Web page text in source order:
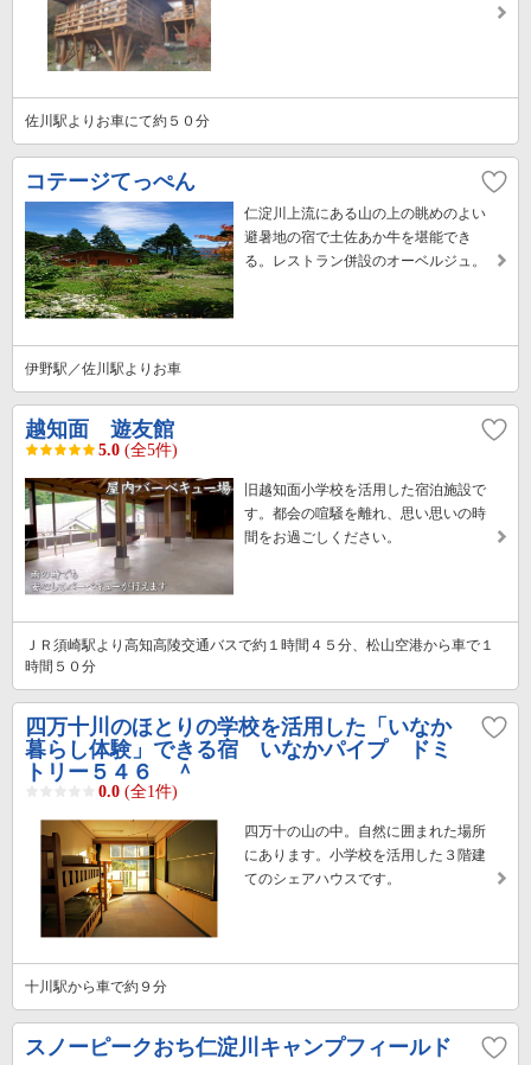
佐川駅よりお車にて約５０分
コテージてっぺん
仁淀川上流にある山の上の眺めのよい
避暑地の宿で土佐あか牛を堪能でき
る。レストラン併設のオーベルジュ。
伊野駅／佐川駅よりお車
越知面 遊友館
5.0 (全5件)
旧越知面小学校を活用した宿泊施設で
す。都会の喧騒を離れ、思い思いの時
間をお過ごしください。
ＪＲ須崎駅より高知高陵交通バスで約１時間４５分、松山空港から車で１
時間５０分
四万十川のほとりの学校を活用した「いなか
暮らし体験」できる宿 いなかパイプ ドミ
トリー５４６ ＾
0.0 (全1件)
四万十の山の中。自然に囲まれた場所
にあります。小学校を活用した３階建
てのシェアハウスです。
十川駅から車で約９分
スノーピークおち仁淀川キャンプフィールド